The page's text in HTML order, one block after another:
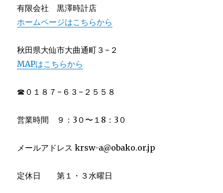
有限会社 黒澤時計店
ホームページはこちらから
秋田県大仙市大曲通町３−２
MAPはこちらから
☎︎０１８７−６３−２５５８
営業時間 ９：3０〜１8：3０
メールアドレス krsw-a@obako.or.jp
定休日 第１・３水曜日